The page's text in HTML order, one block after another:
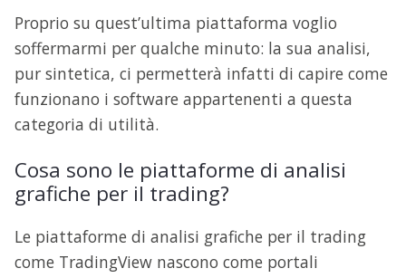
Proprio su quest’ultima piattaforma voglio
soffermarmi per qualche minuto: la sua analisi,
pur sintetica, ci permetterà infatti di capire come
funzionano i software appartenenti a questa
categoria di utilità.
Cosa sono le piattaforme di analisi
grafiche per il trading?
Le piattaforme di analisi grafiche per il trading
come TradingView nascono come portali